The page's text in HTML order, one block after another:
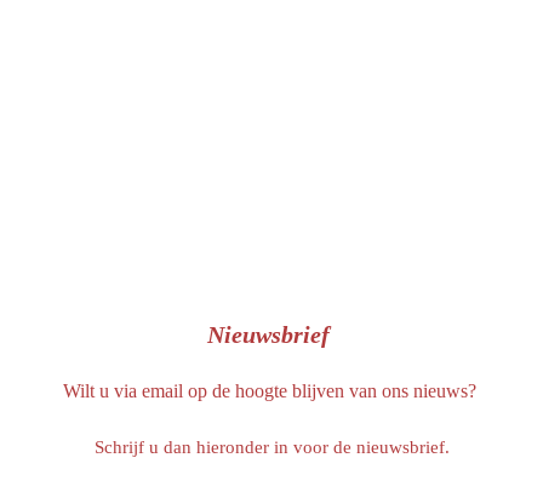
Nieuwsbrief
Wilt u via email op de hoogte blijven van ons nieuws?
Schrijf u dan hieronder in voor de nieuwsbrief.